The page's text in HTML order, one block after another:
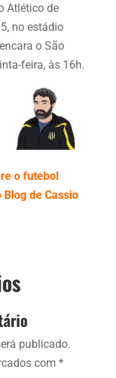
Atlético de
no estádio
o São
feira, às 16h.
o futebol
de Cassio
publicado.
com*